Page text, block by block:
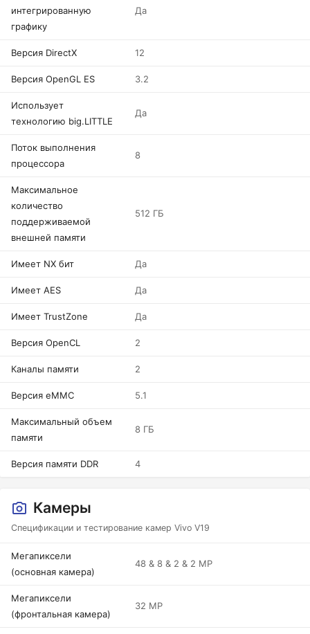
интегрированную
графику
Да
Версия DirectX 12
Версия OpenGL ES 3.2
Использует
технологию big.LITTLE
Да
Поток выполнения
процессора
8
Максимальное
количество
поддерживаемой
внешней памяти
512 ГБ
Имеет NX бит Да
Имеет AES Да
Имеет TrustZone Да
Версия OpenCL 2
Каналы памяти 2
Версия eMMC 5.1
Максимальный объем
памяти
8 ГБ
Версия памяти DDR 4
Камеры
Спецификации и тестирование камер Vivo V19
Мегапиксели
(основная камера)
48 & 8 & 2 & 2 MP
Мегапиксели
(фронтальная камера)
32 MP